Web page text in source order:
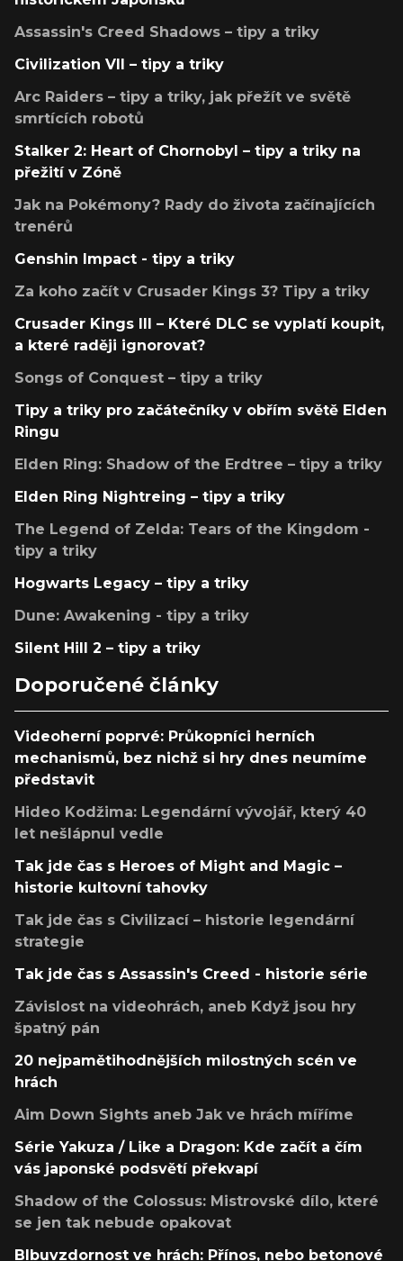
Assassin's Creed Shadows – tipy a triky
Civilization VII – tipy a triky
Arc Raiders – tipy a triky, jak přežít ve světě
smrtících robotů
Stalker 2: Heart of Chornobyl – tipy a triky na
přežití v Zóně
Jak na Pokémony? Rady do života začínajících
trenérů
Genshin Impact - tipy a triky
Za koho začít v Crusader Kings 3? Tipy a triky
Crusader Kings III – Které DLC se vyplatí koupit,
a které raději ignorovat?
Songs of Conquest – tipy a triky
Tipy a triky pro začátečníky v obřím světě Elden
Ringu
Elden Ring: Shadow of the Erdtree – tipy a triky
Elden Ring Nightreing – tipy a triky
The Legend of Zelda: Tears of the Kingdom -
tipy a triky
Hogwarts Legacy – tipy a triky
Dune: Awakening - tipy a triky
Silent Hill 2 – tipy a triky
Doporučené články
Videoherní poprvé: Průkopníci herních
mechanismů, bez nichž si hry dnes neumíme
představit
Hideo Kodžima: Legendární vývojář, který 40
let nešlápnul vedle
Tak jde čas s Heroes of Might and Magic –
historie kultovní tahovky
Tak jde čas s Civilizací – historie legendární
strategie
Tak jde čas s Assassin's Creed - historie série
Závislost na videohrách, aneb Když jsou hry
špatný pán
20 nejpamětihodnějších milostných scén ve
hrách
Aim Down Sights aneb Jak ve hrách míříme
Série Yakuza / Like a Dragon: Kde začít a čím
vás japonské podsvětí překvapí
Shadow of the Colossus: Mistrovské dílo, které
se jen tak nebude opakovat
Blbuvzdornost ve hrách: Přínos, nebo betonové